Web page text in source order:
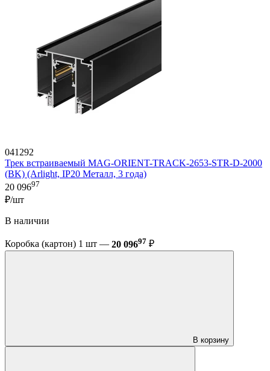
041292
Трек встраиваемый MAG-ORIENT-TRACK-2653-STR-D-2000
(BK) (Arlight, IP20 Металл, 3 года)
20 09697
₽/шт
В наличии
Коробка (картон) 1 шт — 20 09697 ₽
В корзину